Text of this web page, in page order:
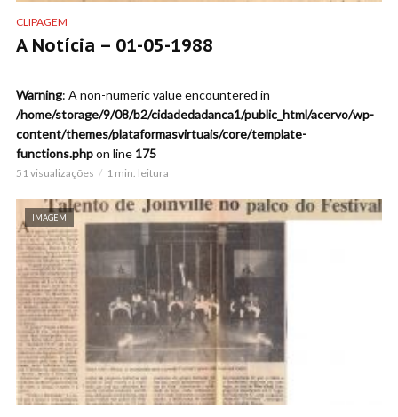
CLIPAGEM
A Notícia – 01-05-1988
Warning: A non-numeric value encountered in
/home/storage/9/08/b2/cidadedadanca1/public_html/acervo/wp-
content/themes/plataformasvirtuais/core/template-
functions.phpon line 175
51 visualizações 1 min. leitura
IMAGEM